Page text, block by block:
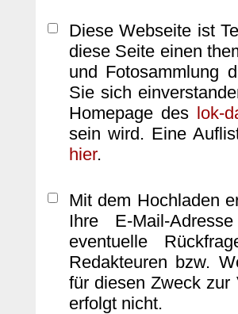
Diese Webseite ist
diese Seite einen
und Fotosammlung
Sie sich
Homepage des lok-
sein wird. Eine
hier.
Mit dem Hochladen
Ihre E-Mail-
eventuelle
Redakteuren bzw.
für diesen Zweck zur
erfolgt nicht.